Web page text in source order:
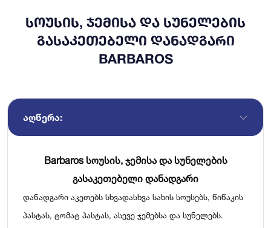
ᲡᲝᲣᲡᲘᲡ, ᲯᲔᲛᲘᲡᲐ ᲓᲐ ᲡᲣᲜᲔᲚᲔᲑᲘᲡ
ᲒᲐᲡᲐᲙᲔᲗᲔᲑᲔᲚᲘ ᲓᲐᲜᲐᲓᲒᲐᲠᲘ
BARBAROS
ᲐᲦᲬᲔᲠᲐ:
Barbaros სოუსის, ჯემისა და სუნელების
გასაკეთებელი დანადგარი
დანადგარი აკეთებს სხვადასხვა სახის სოუსებს, წიწაკის
პასტას, ტომატ პასტას, ასევე ჯემებსა და სუნელებს.